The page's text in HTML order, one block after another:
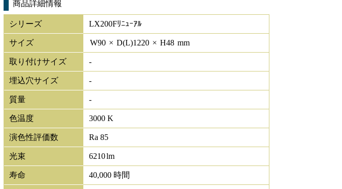
商品詳細情報
シリーズ LX200Fﾘﾆｭｰｱﾙ
サイズ W90 × D(L)1220 × H48 mm
取り付けサイズ -
埋込穴サイズ -
質量 -
色温度 3000 K
演色性評価数 Ra 85
光束 6210lm
寿命 40,000 時間